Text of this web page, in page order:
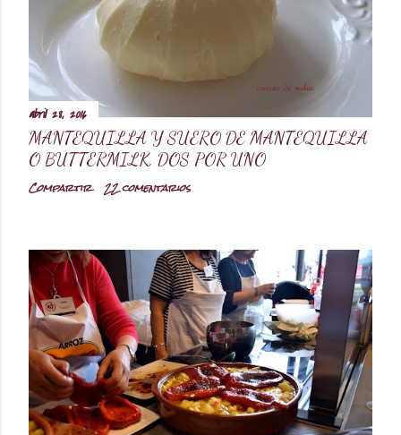
abril 28, 2016
MANTEQUILLA Y SUERO DE MANTEQUILLA
O BUTTERMILK, DOS POR UNO
Compartir 22 comentarios